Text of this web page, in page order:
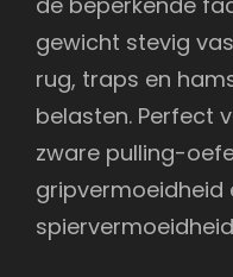
gewicht stevig
rug, traps en
belasten. Perfect
zware pulling-